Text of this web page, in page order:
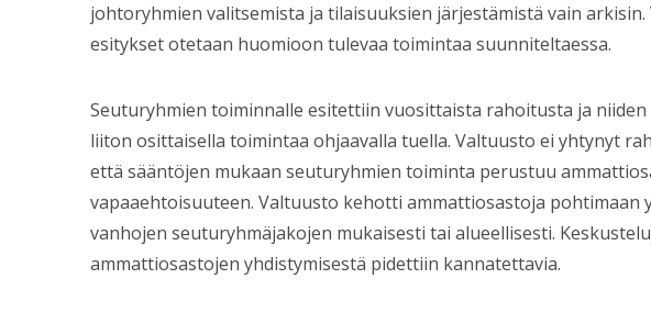
johtoryhmien valitsemista ja tilaisuuksien järjestämistä vain
esitykset otetaan huomioon tulevaa toimintaa suunniteltaessa.
Seuturyhmien toiminnalle esitettiin vuosittaista rahoitusta ja
liiton osittaisella toimintaa ohjaavalla tuella. Valtuusto ei yhtynyt
että sääntöjen mukaan seuturyhmien toiminta perustuu
vapaaehtoisuuteen. Valtuusto kehotti ammattiosastoja pohtimaan
vanhojen seuturyhmäjakojen mukaisesti tai alueellisesti.
ammattiosastojen yhdistymisestä pidettiin kannatettavia.